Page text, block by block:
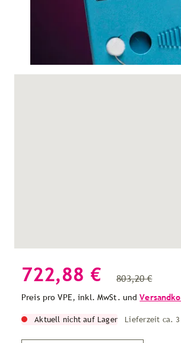
722,88 € 803,20 €
Preis pro VPE, inkl. MwSt. und
Aktuell nicht auf Lager Lieferzeit ca.